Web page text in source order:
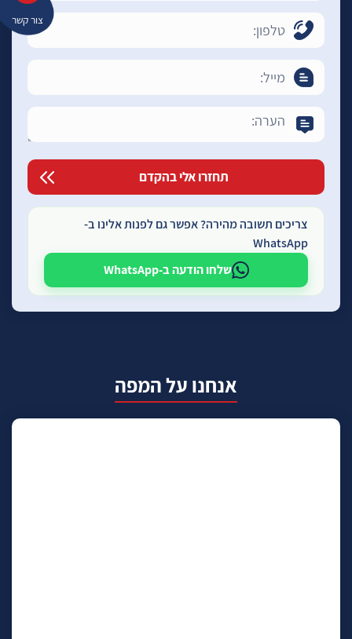
צור קשר
צריכים תשובה מהירה? אפשר גם לפנות אלינו ב-
WhatsApp
שלחו הודעה ב-WhatsApp
אנחנו על המפה